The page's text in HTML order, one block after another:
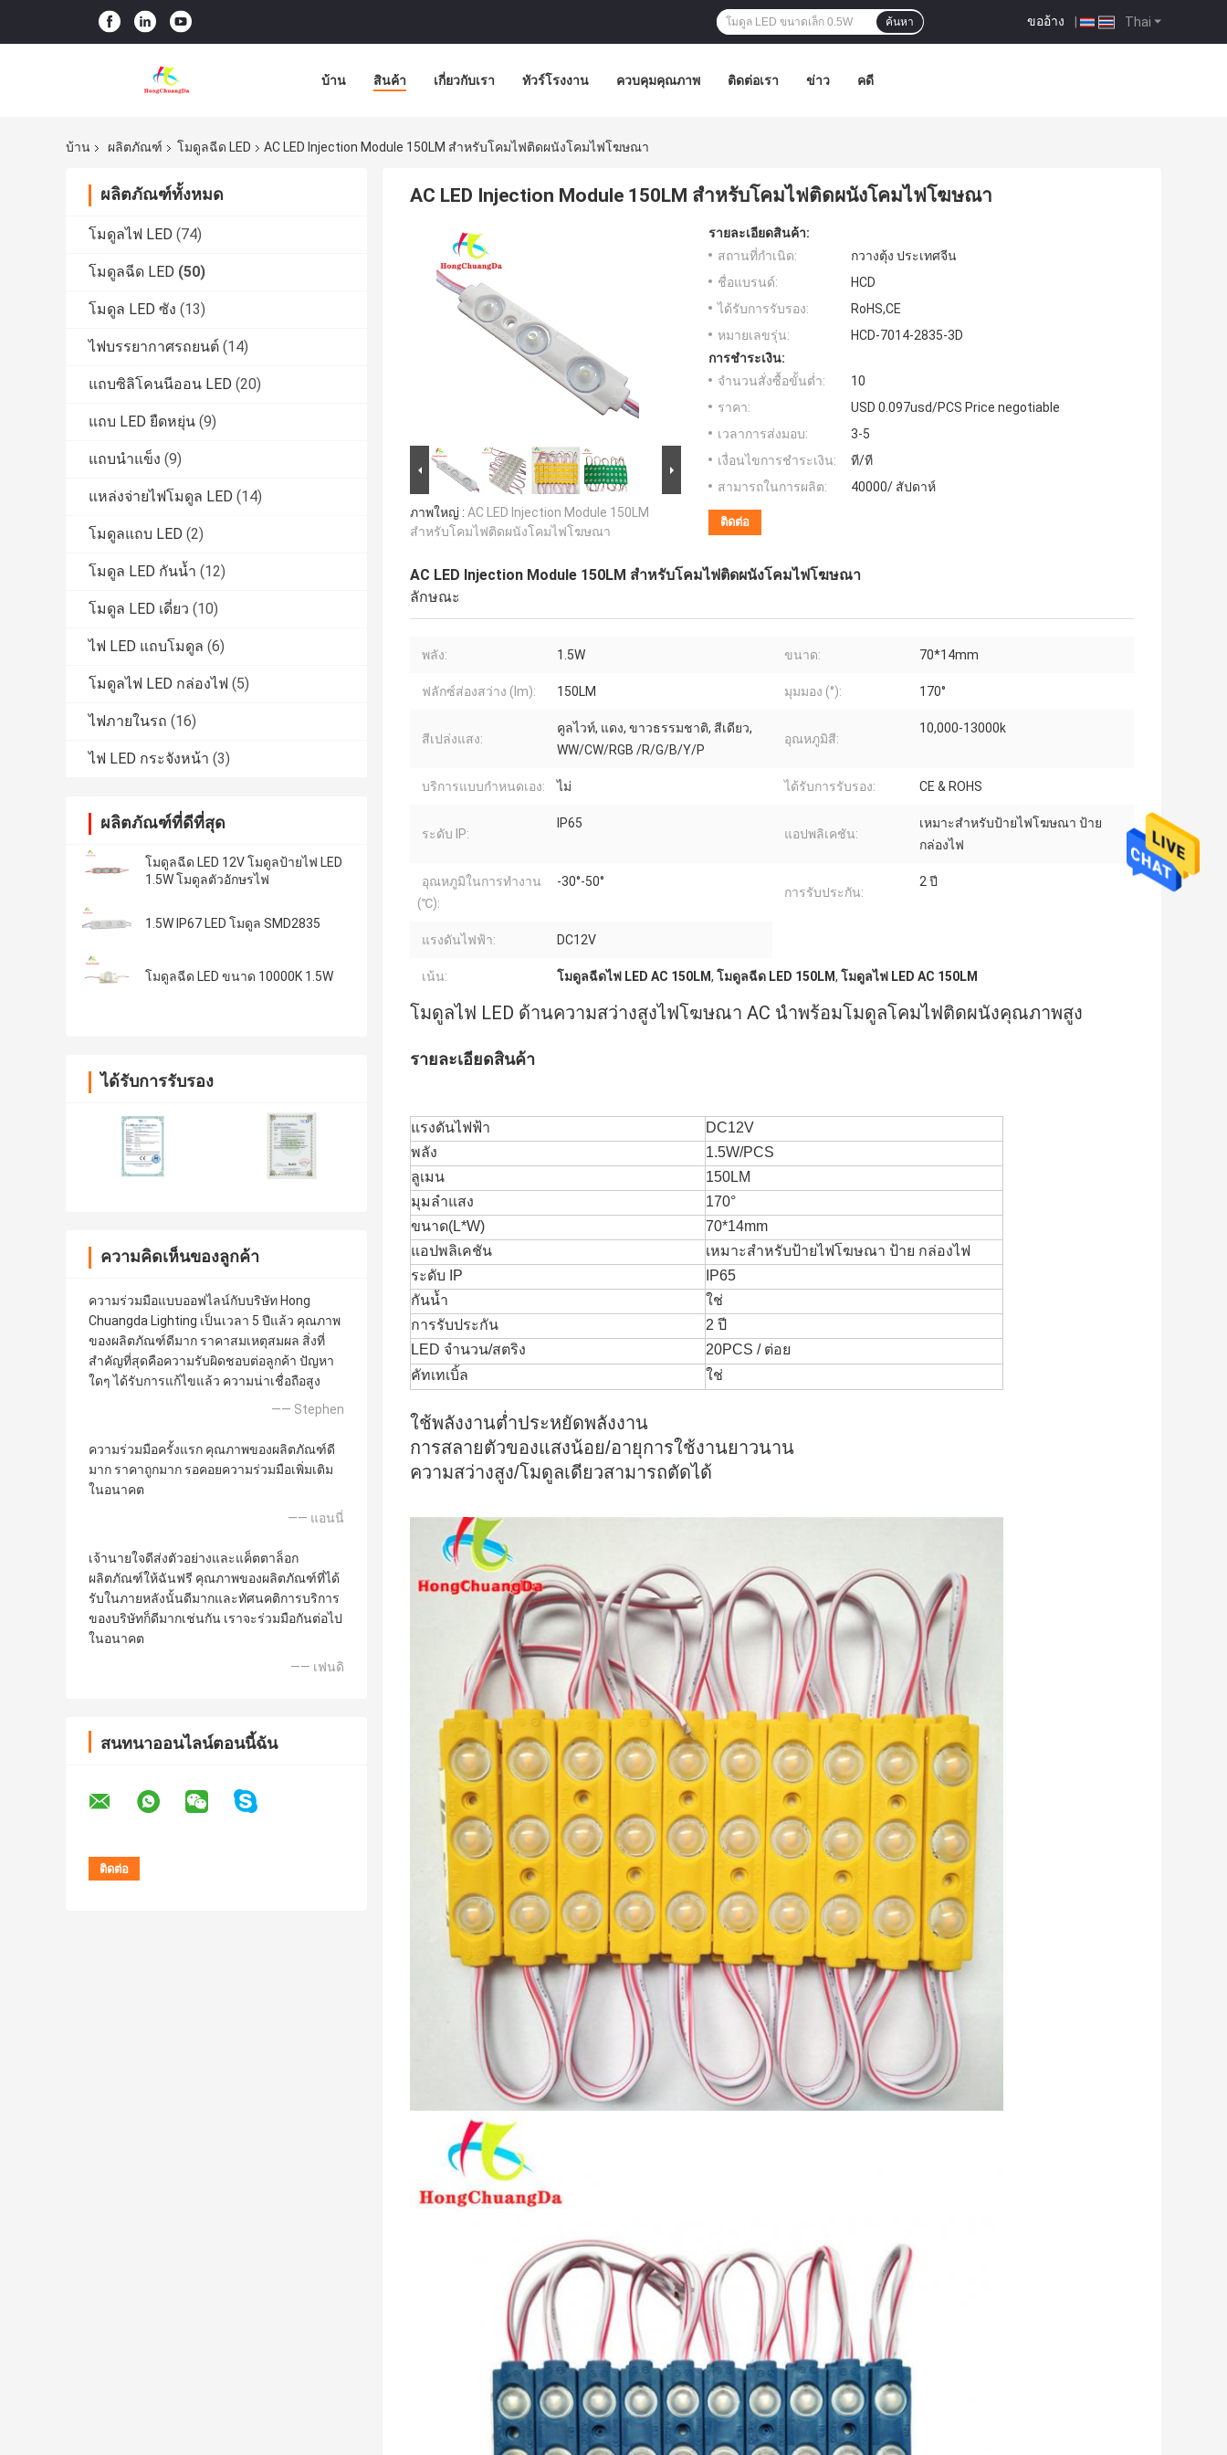
Thai
ขออ้าง |
ค้นหา
บ้าน สินค้า เกี่ยวกับเรา ทัวร์โรงงาน ควบคุมคุณภาพ ติดต่อเรา ข่าว คดี
บ้าน ผลิตภัณฑ์ โมดูลฉีด LED AC LED Injection Module 150LM สำหรับโคมไฟติดผนังโคมไฟโฆษณา
ผลิตภัณฑ์ทั้งหมด
โมดูลไฟ LED (74)
โมดูลฉีด LED (50)
โมดูล LED ซัง (13)
ไฟบรรยากาศรถยนต์ (14)
แถบซิลิโคนนีออน LED (20)
แถบ LED ยืดหยุ่น (9)
แถบนำแข็ง (9)
แหล่งจ่ายไฟโมดูล LED (14)
โมดูลแถบ LED (2)
โมดูล LED กันน้ำ (12)
โมดูล LED เดี่ยว (10)
ไฟ LED แถบโมดูล (6)
โมดูลไฟ LED กล่องไฟ (5)
ไฟภายในรถ (16)
ไฟ LED กระจังหน้า (3)
ผลิตภัณฑ์ที่ดีที่สุด
โมดูลฉีด LED 12V โมดูลป้ายไฟ LED
1.5W โมดูลตัวอักษรไฟ
1.5W IP67 LED โมดูล SMD2835
โมดูลฉีด LED ขนาด 10000K 1.5W
ได้รับการรับรอง
ความคิดเห็นของลูกค้า
ความร่วมมือแบบออฟไลน์กับบริษัท Hong
Chuangda Lighting เป็นเวลา 5 ปีแล้ว คุณภาพ
ของผลิตภัณฑ์ดีมาก ราคาสมเหตุสมผล สิ่งที่
สำคัญที่สุดคือความรับผิดชอบต่อลูกค้า ปัญหา
ใดๆ ได้รับการแก้ไขแล้ว ความน่าเชื่อถือสูง
—— Stephen
ความร่วมมือครั้งแรก คุณภาพของผลิตภัณฑ์ดี
มาก ราคาถูกมาก รอคอยความร่วมมือเพิ่มเติม
ในอนาคต
—— แอนนี่
เจ้านายใจดีส่งตัวอย่างและแค็ตตาล็อก
ผลิตภัณฑ์ให้ฉันฟรี คุณภาพของผลิตภัณฑ์ที่ได้
รับในภายหลังนั้นดีมากและทัศนคติการบริการ
ของบริษัทก็ดีมากเช่นกัน เราจะร่วมมือกันต่อไป
ในอนาคต
—— เฟนดิ
สนทนาออนไลน์ตอนนี้ฉัน
AC LED Injection Module 150LM สำหรับโคมไฟติดผนังโคมไฟโฆษณา
ภาพใหญ่ : AC LED Injection Module 150LM
สำหรับโคมไฟติดผนังโคมไฟโฆษณา
รายละเอียดสินค้า:
สถานที่กำเนิด:
กวางตุ้ง ประเทศจีน
ชื่อแบรนด์:
HCD
ได้รับการรับรอง:
RoHS,CE
หมายเลขรุ่น:
HCD-7014-2835-3D
การชำระเงิน:
จำนวนสั่งซื้อขั้นต่ำ:
10
ราคา:
USD 0.097usd/PCS Price negotiable
เวลาการส่งมอบ:
3-5
เงื่อนไขการชำระเงิน:
ที/ที
สามารถในการผลิต:
40000/ สัปดาห์
ติดต่อ
AC LED Injection Module 150LM สำหรับโคมไฟติดผนังโคมไฟโฆษณา
ลักษณะ
พลัง: 1.5W ขนาด: 70*14mm
ฟลักซ์ส่องสว่าง (lm): 150LM มุมมอง (°): 170°
สีเปล่งแสง:
คูลไวท์, แดง, ขาวธรรมชาติ, สีเดียว,
WW/CW/RGB /R/G/B/Y/P
อุณหภูมิสี:
10,000-13000k
บริการแบบกำหนดเอง: ไม่ ได้รับการรับรอง: CE & ROHS
ระดับ IP:
IP65
แอปพลิเคชัน:
เหมาะสำหรับป้ายไฟโฆษณา ป้าย
กล่องไฟ
อุณหภูมิในการทำงาน
(℃):
-30°-50°
การรับประกัน:
2 ปี
แรงดันไฟฟ้า: DC12V
เน้น: โมดูลฉีดไฟ LED AC 150LM, โมดูลฉีด LED 150LM, โมดูลไฟ LED AC 150LM
โมดูลไฟ LED ด้านความสว่างสูงไฟโฆษณา AC นำพร้อมโมดูลโคมไฟติดผนังคุณภาพสูง
รายละเอียดสินค้า
แรงดันไฟฟ้า
DC12V
พลัง
1.5W/PCS
ลูเมน
150LM
มุมลำแสง
170°
ขนาด(L*W)
70*14mm
แอปพลิเคชัน
เหมาะสำหรับป้ายไฟโฆษณา ป้าย กล่องไฟ
ระดับ IP
IP65
กันน้ำ
ใช่
การรับประกัน
2 ปี
LED จำนวน/สตริง
20PCS / ต่อย
คัทเทเบิ้ล
ใช่
ใช้พลังงานต่ำประหยัดพลังงาน
การสลายตัวของแสงน้อย/อายุการใช้งานยาวนาน
ความสว่างสูง/โมดูลเดียวสามารถตัดได้